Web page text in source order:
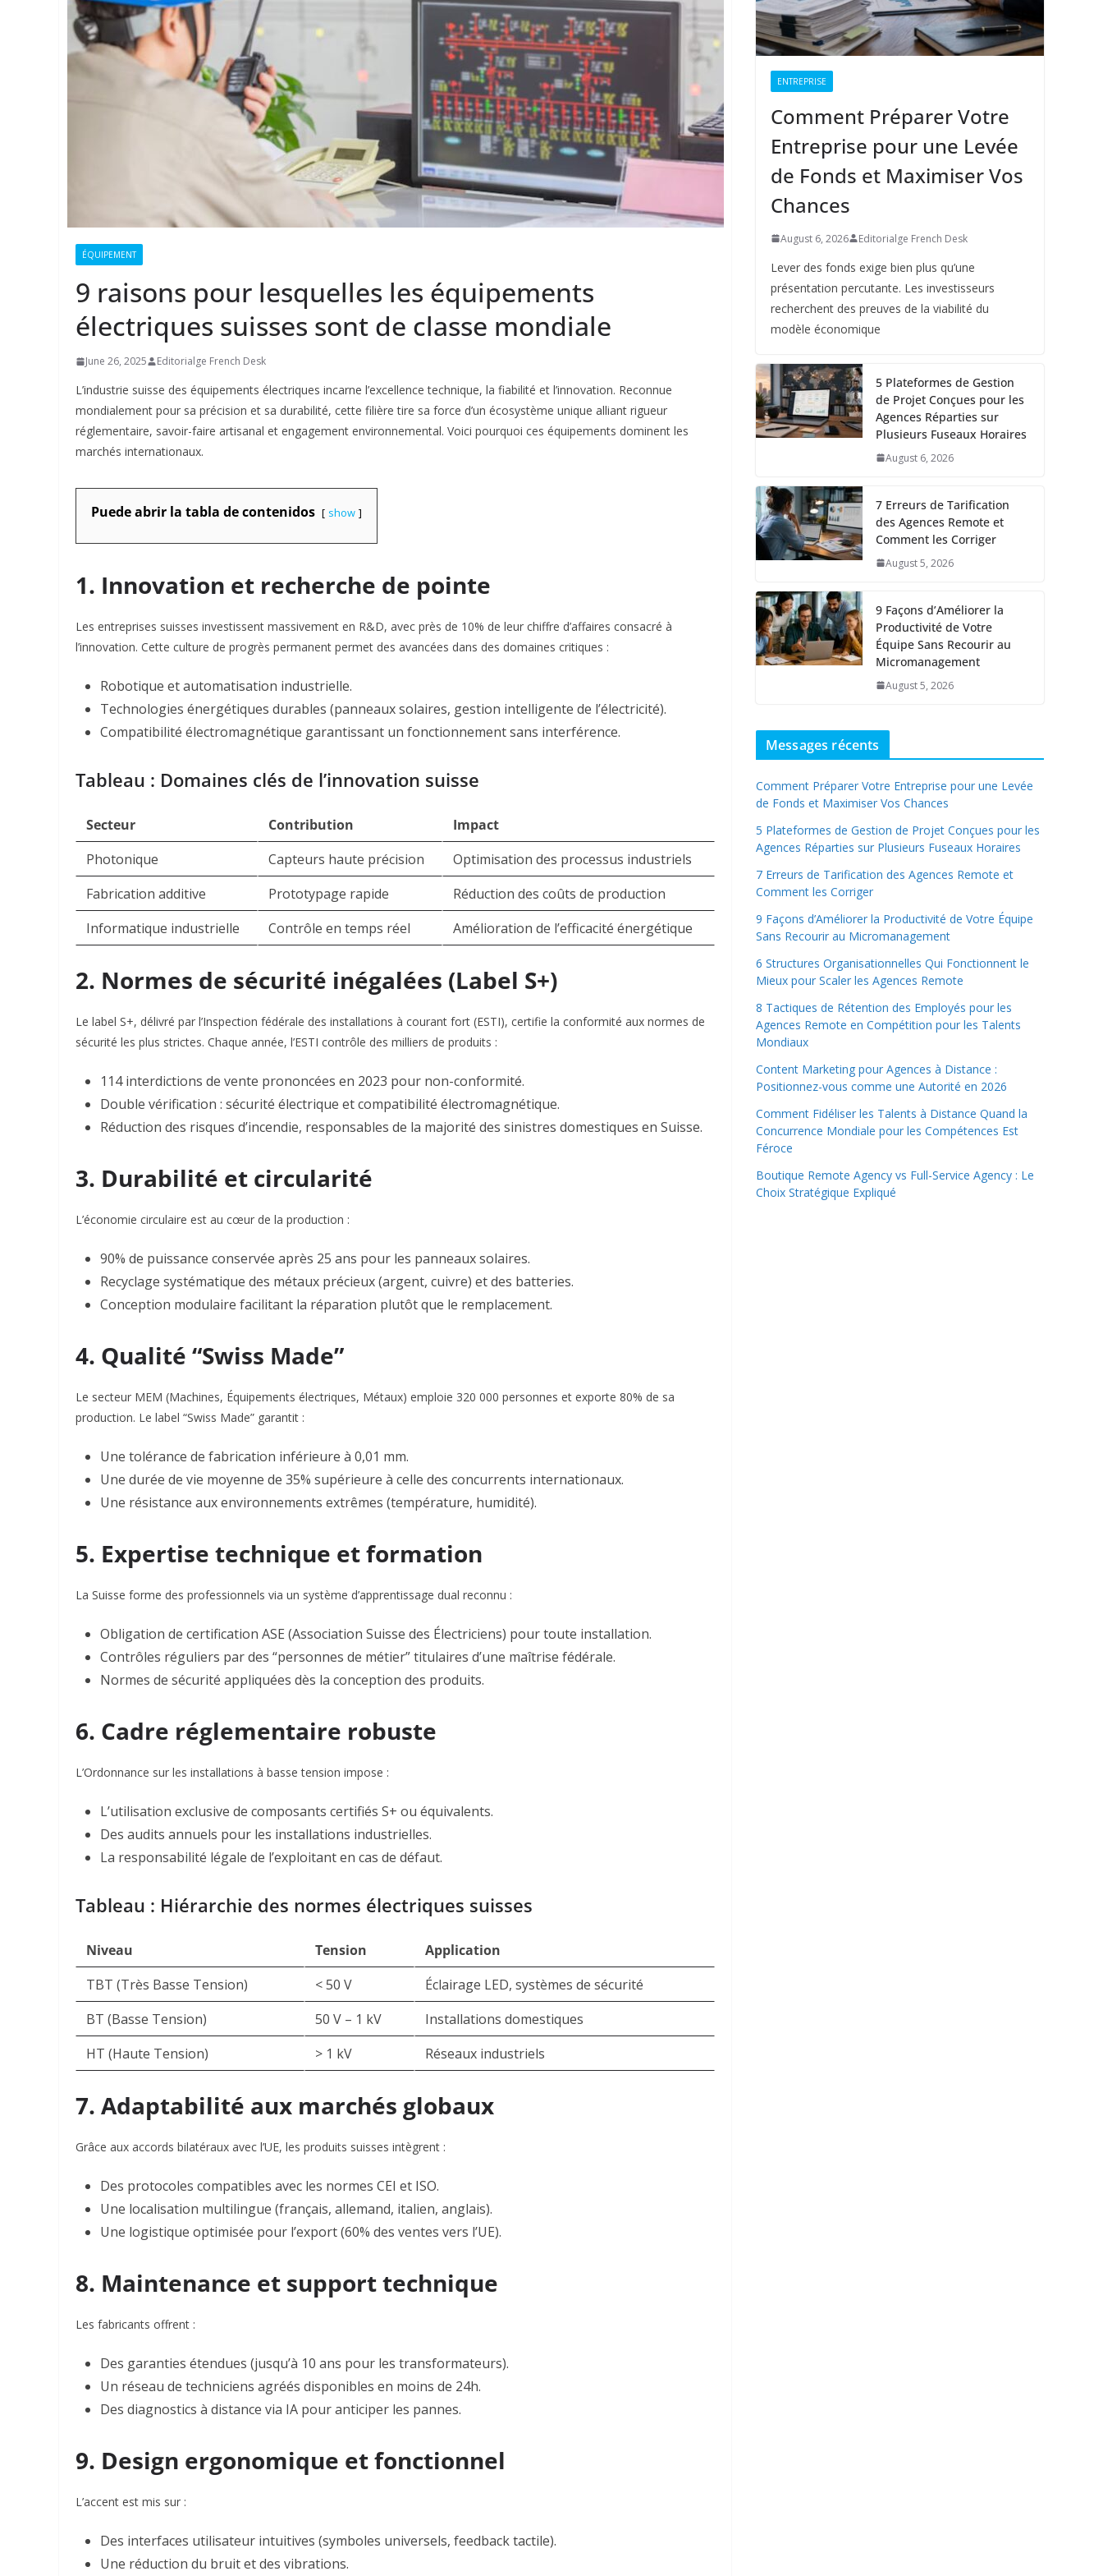
ÉQUIPEMENT
9 raisons pour lesquelles les équipements
électriques suisses sont de classe mondiale
June 26, 2025 Editorialge French Desk
L’industrie suisse des équipements électriques incarne l’excellence technique, la fiabilité et l’innovation. Reconnue
mondialement pour sa précision et sa durabilité, cette filière tire sa force d’un écosystème unique alliant rigueur
réglementaire, savoir-faire artisanal et engagement environnemental. Voici pourquoi ces équipements dominent les
marchés internationaux.
Puede abrir la tabla de contenidos show
1. Innovation et recherche de pointe
Les entreprises suisses investissent massivement en R&D, avec près de 10% de leur chiffre d’affaires consacré à
l’innovation. Cette culture de progrès permanent permet des avancées dans des domaines critiques :
Robotique et automatisation industrielle.
Technologies énergétiques durables (panneaux solaires, gestion intelligente de l’électricité).
Compatibilité électromagnétique garantissant un fonctionnement sans interférence.
Tableau : Domaines clés de l’innovation suisse
Secteur Contribution
Impact
Photonique
Capteurs haute précision
Optimisation des processus industriels
Fabrication additive
Prototypage rapide
Réduction des coûts de production
Informatique industrielle
Contrôle en temps réel Amélioration de l’efficacité énergétique
2. Normes de sécurité inégalées (Label S+)
Le label S+, délivré par l’Inspection fédérale des installations à courant fort (ESTI), certifie la conformité aux normes de
sécurité les plus strictes. Chaque année, l’ESTI contrôle des milliers de produits :
114 interdictions de vente prononcées en 2023 pour non-conformité.
Double vérification : sécurité électrique etcompatibilité électromagnétique.
Réduction des risques d’incendie, responsables de la majorité des sinistres domestiques en Suisse.
3. Durabilité et circularité
L’économie circulaire est au cœur de la production :
90% de puissance conservée après 25 ans pour les panneaux solaires.
Recyclage systématique des métaux précieux (argent, cuivre) et des batteries.
Conception modulaire facilitant la réparation plutôt que le remplacement.
4. Qualité “Swiss Made”
Le secteur MEM (Machines, Équipements électriques, Métaux) emploie 320 000 personnes et exporte 80% de sa
production. Le label “Swiss Made” garantit :
Une tolérance de fabrication inférieure à 0,01 mm.
Une durée de vie moyenne de 35% supérieure à celle des concurrents internationaux.
Une résistance aux environnements extrêmes (température, humidité).
5. Expertise technique et formation
La Suisse forme des professionnels via un système d’apprentissage dual reconnu :
Obligation de certification ASE (Association Suisse des Électriciens) pour toute installation.
Contrôles réguliers par des “personnes de métier” titulaires d’une maîtrise fédérale.
Normes de sécurité appliquées dès la conception des produits.
6. Cadre réglementaire robuste
L’Ordonnance sur les installations à basse tension impose :
L’utilisation exclusive de composants certifiés S+ ou équivalents.
Des audits annuels pour les installations industrielles.
La responsabilité légale de l’exploitant en cas de défaut.
Tableau : Hiérarchie des normes électriques suisses
Niveau Tension
Application
TBT (Très Basse Tension)
< 50 V
Éclairage LED, systèmes de sécurité
BT (Basse Tension)
50 V – 1 kV
Installations domestiques
HT (Haute Tension)
> 1 kV Réseaux industriels
7. Adaptabilité aux marchés globaux
Grâce aux accords bilatéraux avec l’UE, les produits suisses intègrent :
Des protocoles compatibles avec les normes CEI et ISO.
Une localisation multilingue (français, allemand, italien, anglais).
Une logistique optimisée pour l’export (60% des ventes vers l’UE).
8. Maintenance et support technique
Les fabricants offrent :
Des garanties étendues (jusqu’à 10 ans pour les transformateurs).
Un réseau de techniciens agréés disponibles en moins de 24h.
Des diagnostics à distance via IA pour anticiper les pannes.
9. Design ergonomique et fonctionnel
L’accent est mis sur :
Des interfaces utilisateur intuitives (symboles universels, feedback tactile).
Une réduction du bruit et des vibrations.
ENTREPRISE
Comment Préparer Votre
Entreprise pour une Levée
de Fonds et Maximiser Vos
Chances
August 6, 2026 Editorialge French Desk
Lever des fonds exige bien plus qu’une
présentation percutante. Les investisseurs
recherchent des preuves de la viabilité du
modèle économique
5 Plateformes de Gestion
de Projet Conçues pour les
Agences Réparties sur
Plusieurs Fuseaux Horaires
August 6, 2026
7 Erreurs de Tarification
des Agences Remote et
Comment les Corriger
August 5, 2026
9 Façons d’Améliorer la
Productivité de Votre
Équipe Sans Recourir au
Micromanagement
August 5, 2026
Messages récents
Comment Préparer Votre Entreprise pour une Levée
de Fonds et Maximiser Vos Chances
5 Plateformes de Gestion de Projet Conçues pour les
Agences Réparties sur Plusieurs Fuseaux Horaires
7 Erreurs de Tarification des Agences Remote et
Comment les Corriger
9 Façons d’Améliorer la Productivité de Votre Équipe
Sans Recourir au Micromanagement
6 Structures Organisationnelles Qui Fonctionnent le
Mieux pour Scaler les Agences Remote
8 Tactiques de Rétention des Employés pour les
Agences Remote en Compétition pour les Talents
Mondiaux
Content Marketing pour Agences à Distance :
Positionnez-vous comme une Autorité en 2026
Comment Fidéliser les Talents à Distance Quand la
Concurrence Mondiale pour les Compétences Est
Féroce
Boutique Remote Agency vs Full-Service Agency : Le
Choix Stratégique Expliqué